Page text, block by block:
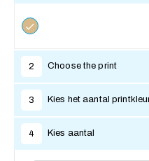
2 Choose the print
3 Kies het aantal
4 Kies aantal